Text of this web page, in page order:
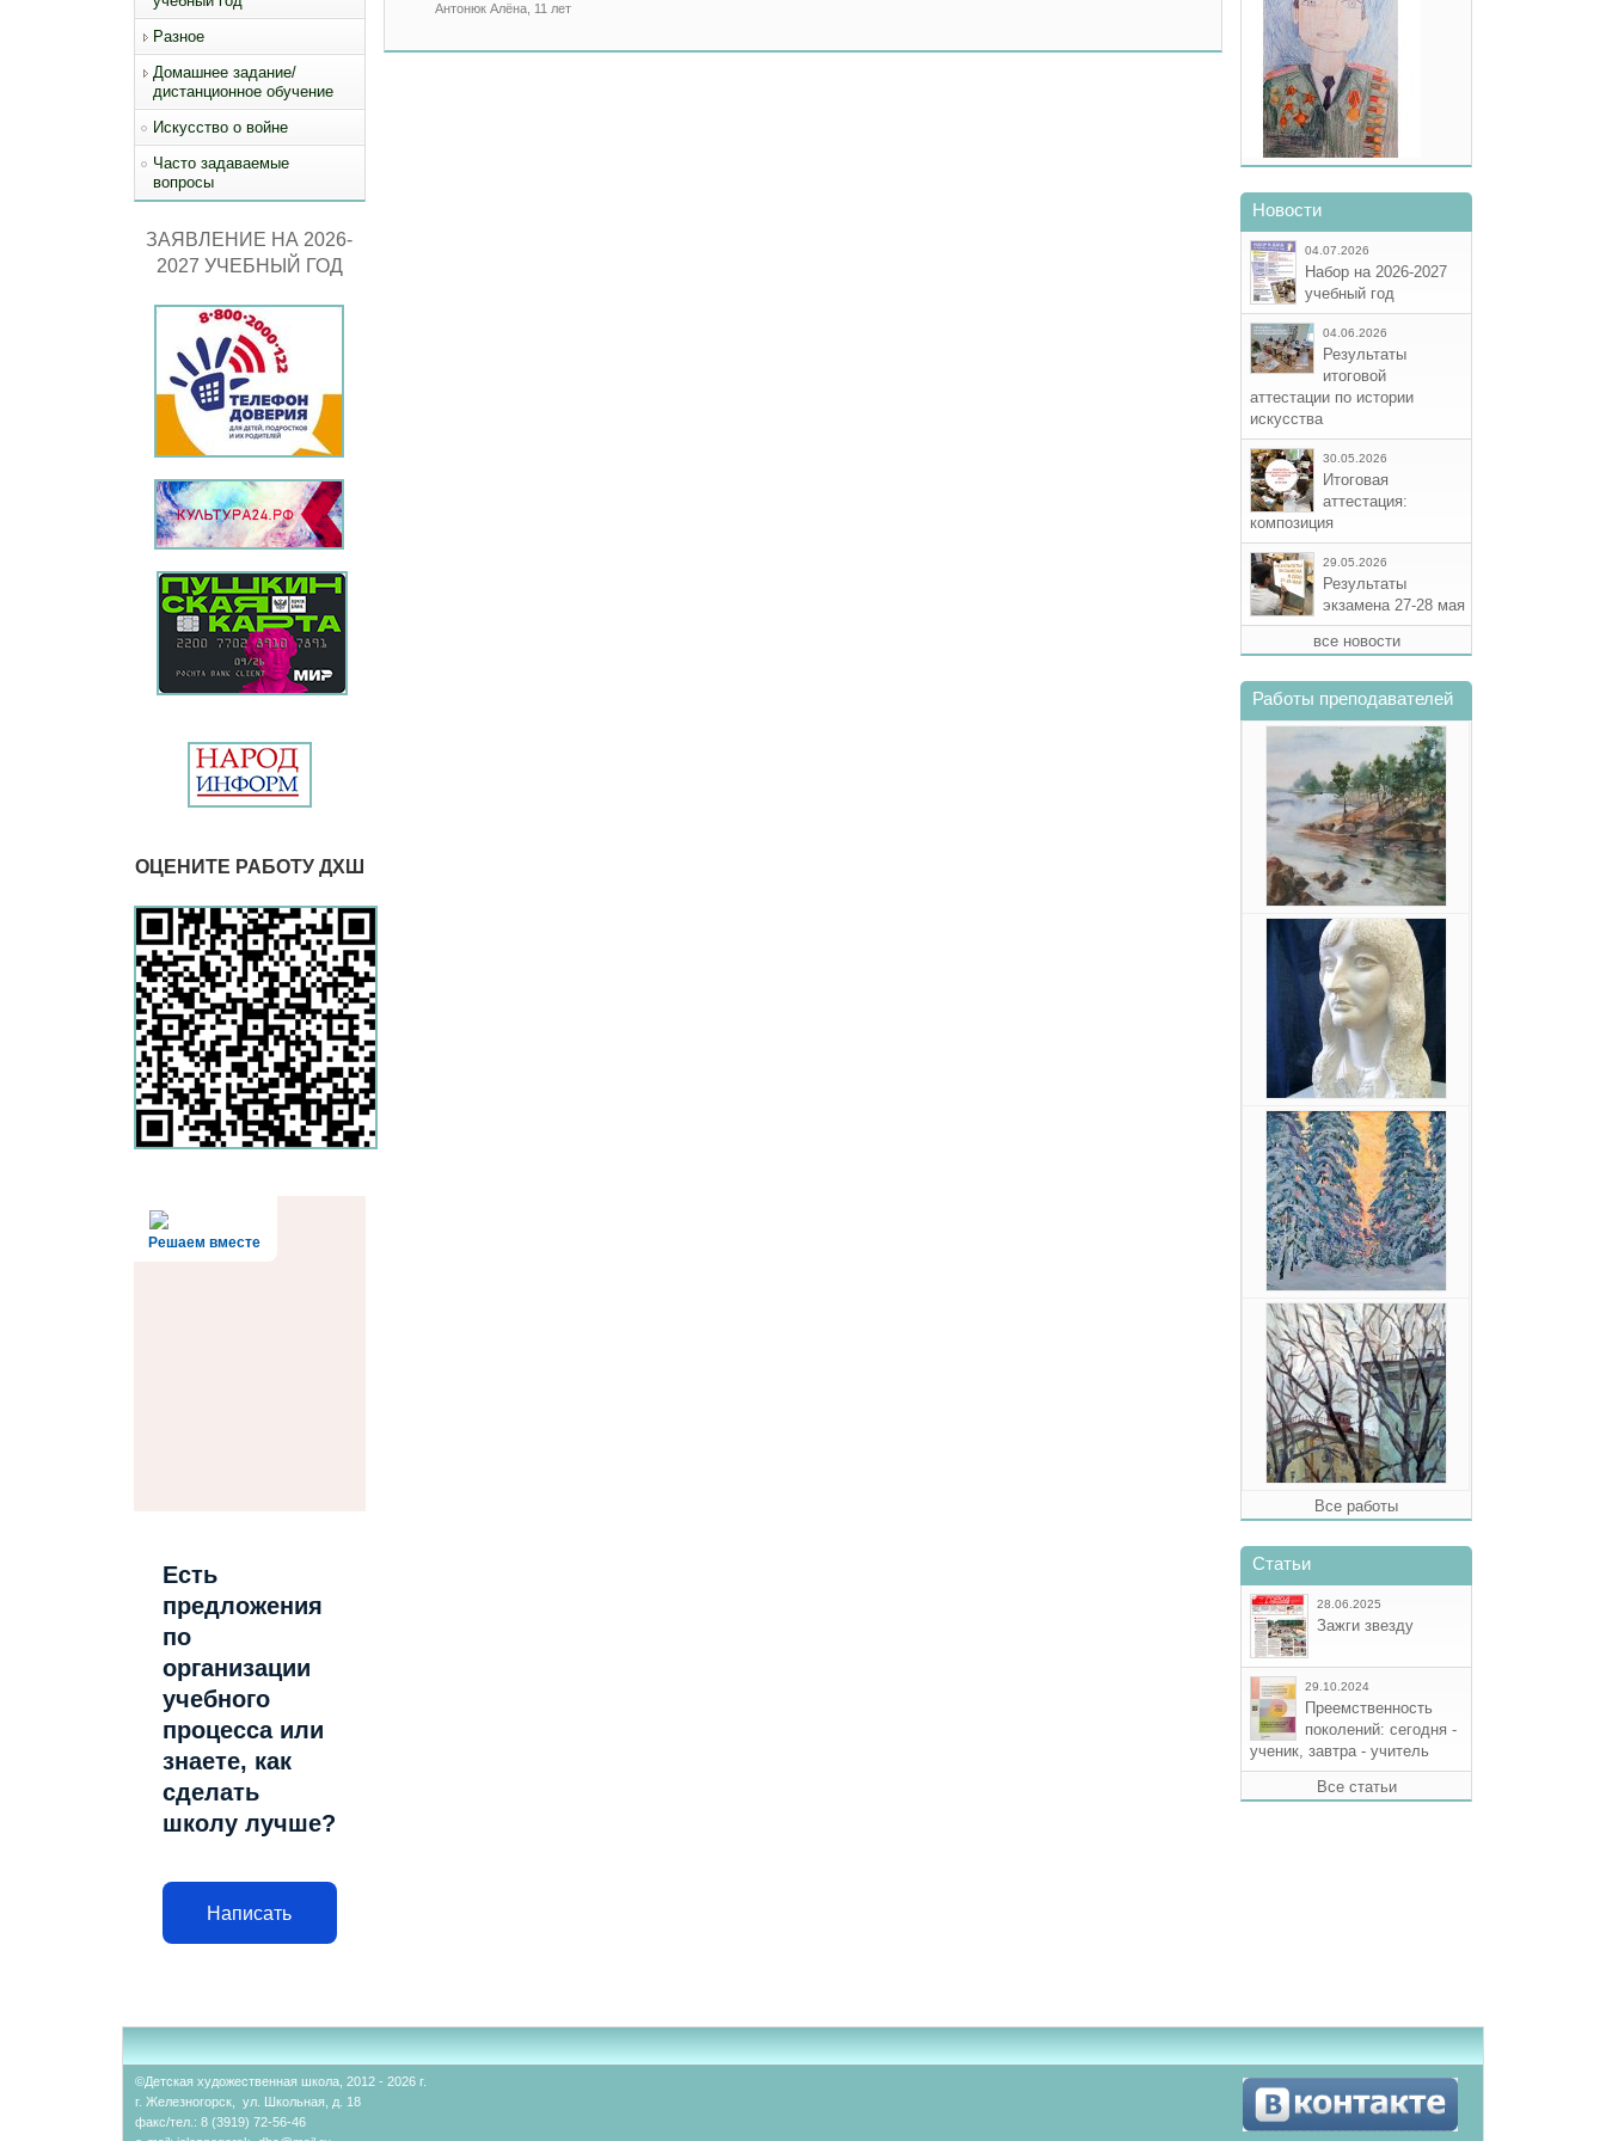
Разное
Домашнее задание/
дистанционное обучение
Искусство о войне
Часто задаваемые
вопросы
ЗАЯВЛЕНИЕ НА 2026-
2027 УЧЕБНЫЙ ГОД
ОЦЕНИТЕ РАБОТУ ДХШ
Решаем вместе
Есть
предложения
по
организации
учебного
процесса или
знаете, как
сделать
школу лучше?
Написать
Антонюк Алёна, 11 лет
Новости
04.07.2026
Набор на 2026-2027
учебный год
04.06.2026
Результаты
итоговой
аттестации по истории
искусства
30.05.2026
Итоговая
аттестация:
композиция
29.05.2026
Результаты
экзамена 27-28 мая
все новости
Работы преподавателей
Все работы
Статьи
28.06.2025
Зажги звезду
29.10.2024
Преемственность
поколений: сегодня -
ученик, завтра - учитель
Все статьи
©Детская художественная школа, 2012 - 2026 г.
г. Железногорск, ул. Школьная, д. 18
факс/тел.: 8 (3919) 72-56-46